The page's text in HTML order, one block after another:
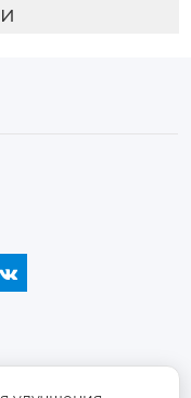

Наньцзяо,